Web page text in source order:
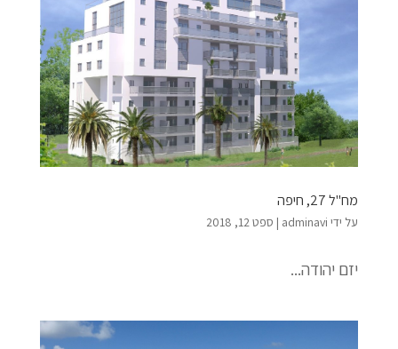
מח"ל 27, חיפה
על ידי adminavi
| ספט 12, 2018
יזם יהודה...